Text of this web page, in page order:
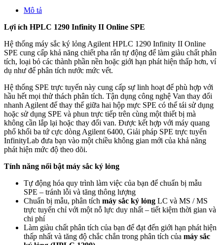
Mô tả
Lợi ích HPLC 1290 Infinity II Online SPE
Hệ thống máy sắc ký lỏng Agilent HPLC 1290 Infinity II Online
SPE cung cấp khả năng chiết pha rắn tự động để làm giàu chất phân
tích, loại bỏ các thành phần nền hoặc giới hạn phát hiện thấp hơn, ví
dụ như để phân tích nước mức vết.
Hệ thống SPE trực tuyến này cung cấp sự linh hoạt để phù hợp với
hầu hết mọi thử thách phân tích. Tận dụng công nghệ Van thay đổi
nhanh Agilent để thay thế giữa hai hộp mực SPE có thể tái sử dụng
hoặc sử dụng SPE và phun trực tiếp trên cùng một thiết bị mà
không cần lắp lại hoặc thay đổi van. Được kết hợp với máy quang
phổ khối ba tứ cực dòng Agilent 6400, Giải pháp SPE trực tuyến
InfinityLab đưa bạn vào một chiều không gian mới của khả năng
phát hiện mức độ theo dõi.
Tính năng nổi bật máy sắc ký lỏng
Tự động hóa quy trình làm việc của bạn để chuẩn bị mẫu
SPE – tránh lỗi và tăng thông lượng
Chuẩn bị mẫu, phân tích máy sắc ký lỏng LC và MS / MS
trực tuyến chỉ với một nỗ lực duy nhất – tiết kiệm thời gian và
chi phí
Làm giàu chất phân tích của bạn để đạt đến giới hạn phát hiện
thấp nhất và tăng độ chắc chắn trong phân tích của máy sắc